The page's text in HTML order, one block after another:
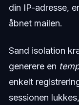
din IP-adresse,
åbnet mailen.
Sand isolation
generere en
enkelt
sessionen